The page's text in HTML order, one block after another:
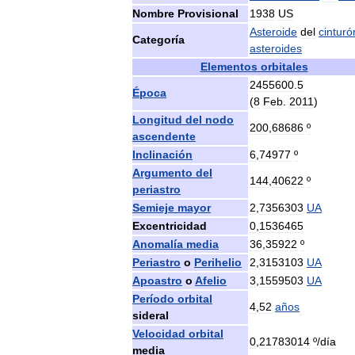
Nombre Provisional 1938 US
Categoría
Asteroide del
asteroides
Elementos orbitales
Época
2455600 5
(8 Feb 2011)
Longitud del nodo
ascendente
200 68686 º
Inclinación 6 74977 º
Argumento del
periastro
144 40622 º
Semieje mayor 2 7356303 UA
Excentricidad
0 1536465
Anomalía media 36 35922 º
Periastro o Perihelio 2 3153103 UA
Apoastro o Afelio 3 1559503 UA
Período orbital
sideral
4 52 años
Velocidad orbital
media
0 21783014 º/día